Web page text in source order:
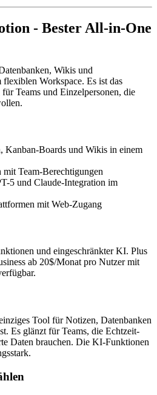
- Bester All-in-One
Wikis und
Workspace. Es ist das
Teams und Einzelpersonen, die
Kanban-Boards und Wikis in einem
Team-Berechtigungen
5 und Claude-Integration im
mit Web-Zugang
und eingeschränkter KI. Plus
ab 20$/Monat pro Nutzer mit
Tool für Notizen, Datenbanken
Es glänzt für Teams, die Echtzeit-
Daten brauchen. Die KI-Funktionen